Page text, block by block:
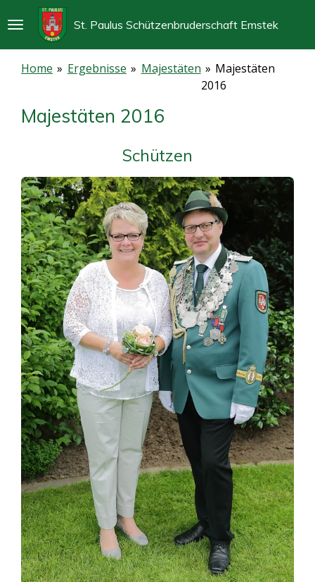
Hauptinhalt
springen
St. Paulus Schützenbruderschaft Emstek
Home » Ergebnisse » Majestäten » Majestäten
2016
Majestäten 2016
Schützen